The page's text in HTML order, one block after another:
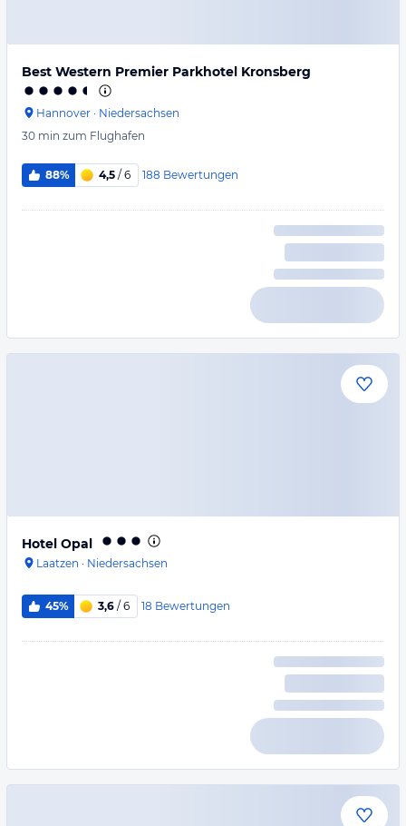
Best Western Premier Parkhotel Kronsberg
Hannover · Niedersachsen
30 min zum Flughafen
88% 4,5 / 6 188 Bewertungen
Hotel Opal
Laatzen · Niedersachsen
45% 3,6 / 6 18 Bewertungen